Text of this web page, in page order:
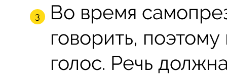
Во время
говорить,
голос. Речь